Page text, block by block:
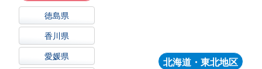
北海道・東北地区
徳島県
香川県
愛媛県